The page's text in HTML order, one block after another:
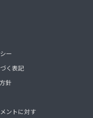
ー
く表記
針
ントに対す